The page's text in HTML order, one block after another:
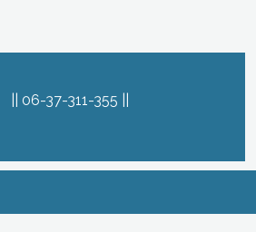
06-37-311-355